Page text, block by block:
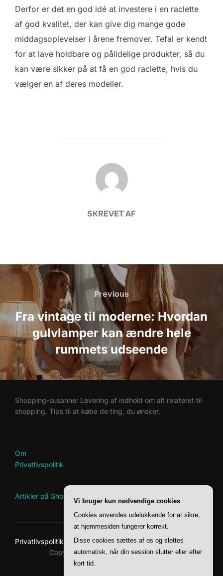
Derfor er det en god idé at investere i en raclette
af god kvalitet, der kan give dig mange gode
middagsoplevelser i årene fremover. Tefal er kendt
for at lave holdbare og pålidelige produkter, så du
kan være sikker på at få en god raclette, hvis du
vælger en af deres modeller.
FORFATTER
SKREVET AF
Indlægsnavigation
Previous
Previous
Fra vintage til moderne: Hvordan
gulvlamper kan ændre hele
rummets udseende
Shopping-susanne: Levering af indhold om alt relateret til
shopping. Tips til at købe de ting, du ønsker.
Om
Privatlivspolitik
Artikler på Shopping-Susanne
Privatlivspolitik
Copyright © 2026 Shopping-Susanne
Inspiro Theme
Vi bruger kun nødvendige cookies
Cookies anvendes udelukkende for at sikre,
at hjemmesiden fungerer korrekt.
Disse cookies sættes af os og slettes
automatisk, når din session slutter eller efter
kort tid.